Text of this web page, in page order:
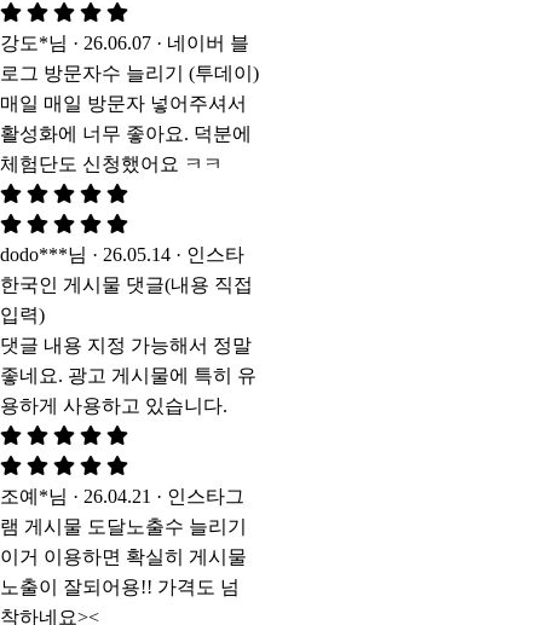
강도*님 · 26.06.07 · 네이버 블
로그 방문자수 늘리기 (투데이)
매일 매일 방문자 넣어주셔서
활성화에 너무 좋아요. 덕분에
체험단도 신청했어요 ㅋㅋ
dodo***님 · 26.05.14 · 인스타
한국인 게시물 댓글(내용 직접
입력)
댓글 내용 지정 가능해서 정말
좋네요. 광고 게시물에 특히 유
용하게 사용하고 있습니다.
조예*님 · 26.04.21 · 인스타그
램 게시물 도달노출수 늘리기
이거 이용하면 확실히 게시물
노출이 잘되어용!! 가격도 넘
착하네요><